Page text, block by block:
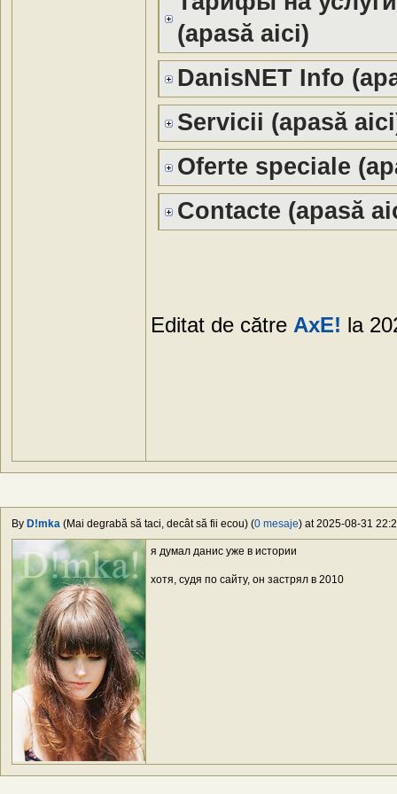
(apasă aici)
DanisNET Info
Servicii (apasă
Oferte speciale
Contacte (apasă
Editat de către AxE! la
By D!mka (Mai degrabă să taci, decât să fii ecou) (0 mesaje) at 2025-08-31
я думал данис уже в истории
хотя, судя по сайту, он застрял в 2010